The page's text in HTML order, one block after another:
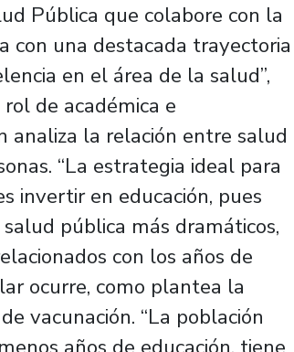
Pública que colabore con la
con una destacada trayectoria
en el área de la salud”,
de académica e
analiza la relación entre salud
“La estrategia ideal para
invertir en educación, pues
pública más dramáticos,
con los años de
ocurre, como plantea la
vacunación. “La población